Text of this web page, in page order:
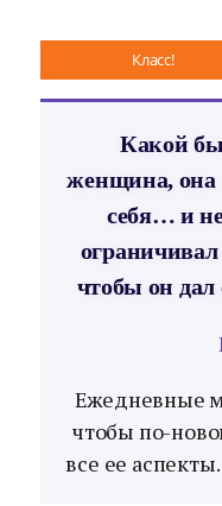
Класс!
Какой
женщина, она
себя… и
ограничивал
чтобы он дал
Ежедневные
чтобы по-
все ее